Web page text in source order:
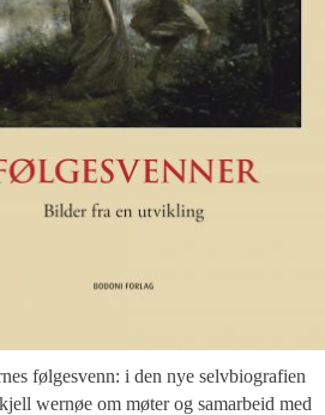
følgesvenn: i den nye selvbiografien
wernøe om møter og samarbeid med